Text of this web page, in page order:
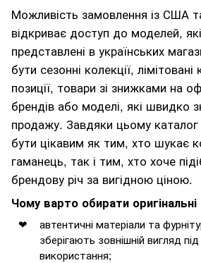
Можливість замовлення із США
відкриває доступ до моделей,
представлені в українських
бути сезонні колекції, лімітовані
позиції, товари зі знижками на
брендів або моделі, які швидко
продажу. Завдяки цьому
бути цікавим як тим, хто шукає
гаманець, так і тим, хто хоче
брендову річ за вигідною ціною.
Чому варто обирати
автентичні матеріали та
зберігають зовнішній вигляд
використання;